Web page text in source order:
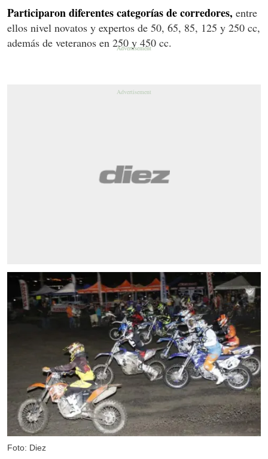
Participaron diferentes categorías de corredores, entre
ellos nivel novatos y expertos de 50, 65, 85, 125 y 250 cc,
además de veteranos en 250 y 450 cc.
Foto: Diez